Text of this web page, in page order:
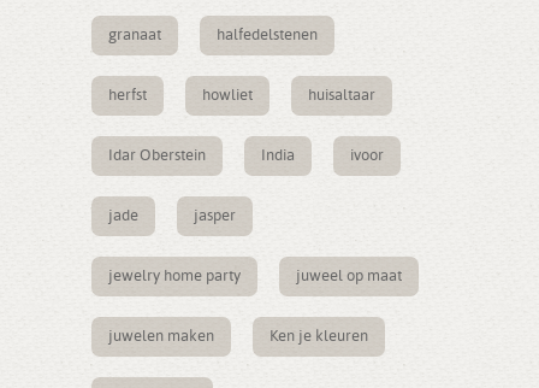
granaat halfedelstenen
herfst howliet huisaltaar
Idar Oberstein India ivoor
jade jasper
jewelry home party juweel op maat
juwelen maken Ken je kleuren